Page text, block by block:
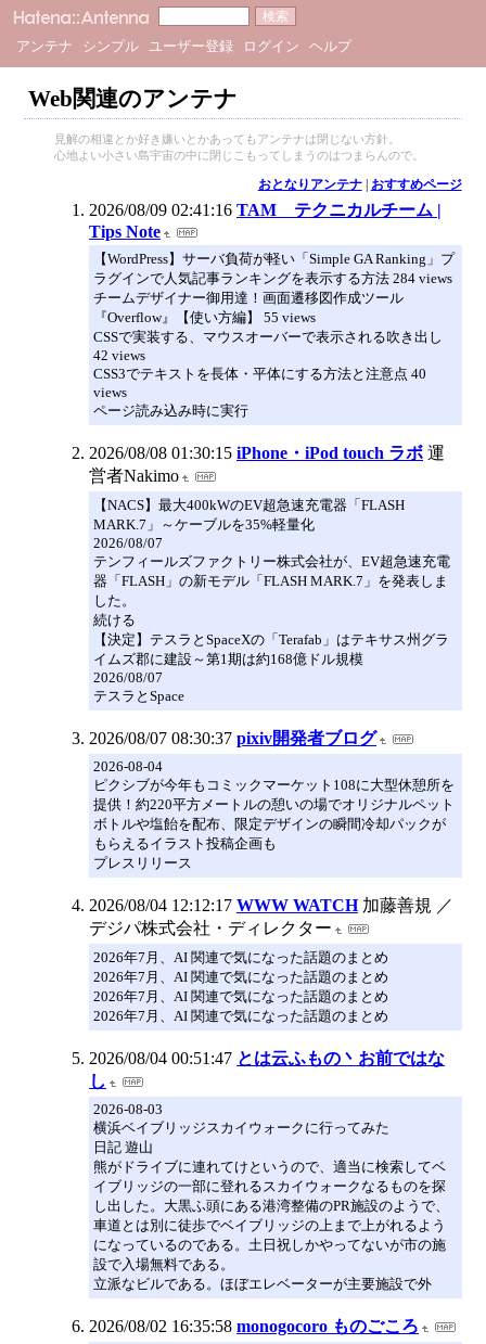
アンテナ シンプル ユーザー登録 ログイン ヘルプ
Web関連のアンテナ
見解の相違とか好き嫌いとかあってもアンテナは閉じない方針。
心地よい小さい島宇宙の中に閉じこもってしまうのはつまらんので。
おとなりアンテナ| おすすめページ
2026/08/09 02:41:16 TAM テクニカルチーム |
Tips Note
【WordPress】サーバ負荷が軽い「Simple GA Ranking」プ
ラグインで人気記事ランキングを表示する方法 284 views
チームデザイナー御用達！画面遷移図作成ツール
『Overflow』【使い方編】 55 views
CSSで実装する、マウスオーバーで表示される吹き出し
42 views
CSS3でテキストを長体・平体にする方法と注意点 40
views
ページ読み込み時に実行
2026/08/08 01:30:15 iPhone・iPod touch ラボ 運
営者Nakimo
【NACS】最大400kWのEV超急速充電器「FLASH
MARK.7」～ケーブルを35%軽量化
2026/08/07
テンフィールズファクトリー株式会社が、EV超急速充電
器「FLASH」の新モデル「FLASH MARK.7」を発表しま
した。
続ける
【決定】テスラとSpaceXの「Terafab」はテキサス州グラ
イムズ郡に建設～第1期は約168億ドル規模
2026/08/07
テスラとSpace
2026/08/07 08:30:37 pixiv開発者ブログ
2026-08-04
ピクシブが今年もコミックマーケット108に大型休憩所を
提供！約220平方メートルの憩いの場でオリジナルペット
ボトルや塩飴を配布、限定デザインの瞬間冷却パックが
もらえるイラスト投稿企画も
プレスリリース
2026/08/04 12:12:17 WWW WATCH 加藤善規 ／
デジパ株式会社・ディレクター
2026年7月、AI 関連で気になった話題のまとめ
2026年7月、AI 関連で気になった話題のまとめ
2026年7月、AI 関連で気になった話題のまとめ
2026年7月、AI 関連で気になった話題のまとめ
2026/08/04 00:51:47 とは云ふもの丶お前ではな
し
2026-08-03
横浜ベイブリッジスカイウォークに行ってみた
日記 遊山
熊がドライブに連れてけというので、適当に検索してベ
イブリッジの一部に登れるスカイウォークなるものを探
し出した。大黒ふ頭にある港湾整備のPR施設のようで、
車道とは別に徒歩でベイブリッジの上まで上がれるよう
になっているのである。土日祝しかやってないが市の施
設で入場無料である。
立派なビルである。ほぼエレベーターが主要施設で外
2026/08/02 16:35:58 monogocoro ものごころ